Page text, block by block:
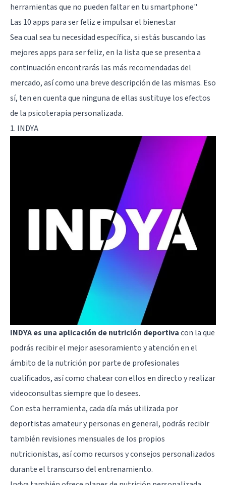
herramientas que no pueden faltar en tu smartphone"
Las 10 apps para ser feliz e impulsar el bienestar
Sea cual sea tu necesidad específica, si estás buscando las
mejores apps para ser feliz, en la lista que se presenta a
continuación encontrarás las más recomendadas del
mercado, así como una breve descripción de las mismas. Eso
sí, ten en cuenta que ninguna de ellas sustituye los efectos
de la psicoterapia personalizada.
1. INDYA
INDYAes una aplicación de nutrición deportivacon la que
podrás recibir el mejor asesoramiento y atención en el
ámbito de la nutrición por parte de profesionales
cualificados, así como chatear con ellos en directo y realizar
videoconsultas siempre que lo desees.
Con esta herramienta, cada día más utilizada por
deportistas amateur y personas en general, podrás recibir
también revisiones mensuales de los propios
nutricionistas, así como recursos y consejos personalizados
durante el transcurso del entrenamiento.